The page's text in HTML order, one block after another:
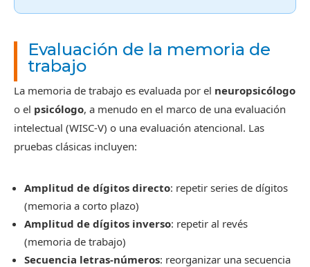
Evaluación de la memoria de
trabajo
La memoria de trabajo es evaluada por el neuropsicólogo
o el psicólogo, a menudo en el marco de una evaluación
intelectual (WISC-V) o una evaluación atencional. Las
pruebas clásicas incluyen:
Amplitud de dígitos directo: repetir series de dígitos
(memoria a corto plazo)
Amplitud de dígitos inverso: repetir al revés
(memoria de trabajo)
Secuencia letras-números: reorganizar una secuencia